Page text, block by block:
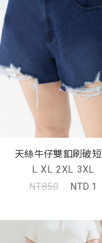
天絲牛仔雙釦刷破
L XL 2XL 3XL
NT.850
NTD.1